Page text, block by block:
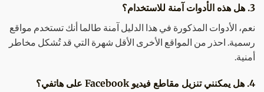
3. هل هذه الأدوات آمنة للاستخدام؟
نعم، الأدوات المذكورة في هذا الدليل آمنة طالما أنك تستخدم مواقع
رسمية. احذر من المواقع الأخرى الأقل شهرة التي قد تُشكل مخاطر
أمنية.
4. هل يمكنني تنزيل مقاطع فيديو Facebook على هاتفي؟